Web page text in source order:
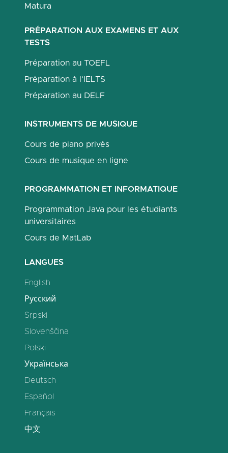
Matura
PRÉPARATION AUX EXAMENS ET AUX
TESTS
Préparation au TOEFL
Préparation à l'IELTS
Préparation au DELF
INSTRUMENTS DE MUSIQUE
Cours de piano privés
Cours de musique en ligne
PROGRAMMATION ET INFORMATIQUE
Programmation Java pour les étudiants
universitaires
Cours de MatLab
LANGUES
English
Русский
Srpski
Slovenščina
Polski
Українська
Deutsch
Español
Français
中文